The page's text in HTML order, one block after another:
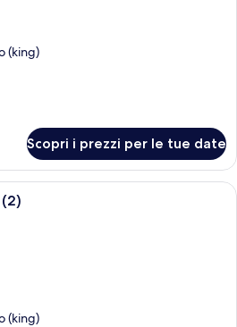
(king)
Scopri i prezzi per le tue date
Frigorifero, microonde, forno, piano
(king)